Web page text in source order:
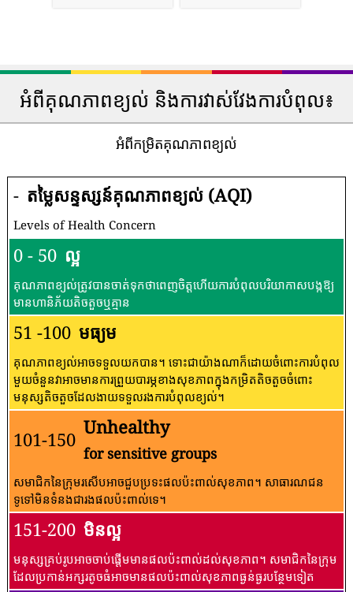
អំពីគុណភាពខ្យល់ និងការវាស់វែងការបំពុល៖
អំពីកម្រិតគុណភាពខ្យល់
- តម្លៃសន្ទស្សន៍គុណភាពខ្យល់ (AQI)
Levels of Health Concern
0 - 50 ល្អ
គុណភាពខ្យល់ត្រូវបានចាត់ទុកថាពេញចិត្តហើយការបំពុលបរិយាកាសបង្កឱ្យ
មានហានិភ័យតិចតួចឬគ្មាន
51 -100 មធ្យម
គុណភាពខ្យល់អាចទទួលយកបាន។ ទោះជាយ៉ាងណាក៏ដោយចំពោះការបំពុល
មួយចំនួនវាអាចមានការព្រួយបារម្ភខាងសុខភាពក្នុងកម្រិតតិចតួចចំពោះ
មនុស្សតិចតួចដែលងាយទទួលរងការបំពុលខ្យល់។
101-150
Unhealthy
for sensitive groups
សមាជិកនៃក្រុមរសើបអាចជួបប្រទះផលប៉ះពាល់សុខភាព។ សាធារណជន​
ទូទៅ​មិន​ទំនង​ជា​រង​ផល​ប៉ះពាល់​ទេ។
151-200 មិនល្អ
មនុស្សគ្រប់រូបអាចចាប់ផ្តើមមានផលប៉ះពាល់ដល់សុខភាព។ សមាជិកនៃក្រុម
ដែលប្រកាន់អក្សរតូចធំអាចមានផលប៉ះពាល់សុខភាពធ្ងន់ធ្ងរបន្ថែមទៀត